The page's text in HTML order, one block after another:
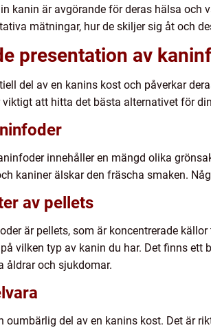
kanin är avgörande för deras hälsa och
mätningar, hur de skiljer sig åt och
presentation av
del av en kanins kost och påverkar
att hitta det bästa alternativet för
innehåller en mängd olika
kaniner älskar den fräscha smaken.
av pellets
är pellets, som är koncentrerade
vilken typ av kanin du har. Det finns
åldrar och sjukdomar.
oumbärlig del av en kanins kost. Det